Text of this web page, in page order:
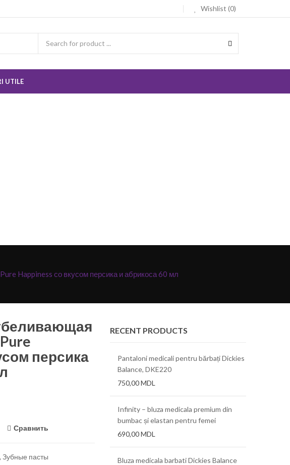
Wishlist (0)
UTILE
Happiness со вкусом персика и абрикоса 60 мл
персика
Сравнить
, Зубные пасты
RECENT PRODUCTS
Pantaloni medicali pentru bărbați Dickies
Balance, DKE220
750,00MDL
Infinity – bluza medicala premium din
bumbac și elastan pentru femei
690,00MDL
Bluza medicala barbati Dickies Balance